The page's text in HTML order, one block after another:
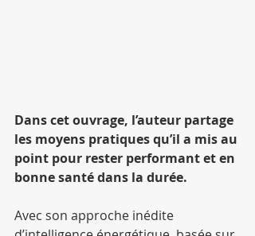
Dans cet ouvrage, l’auteur partage
les moyens pratiques qu’il a mis au
point pour rester performant et en
bonne santé dans la durée.
Avec son approche inédite